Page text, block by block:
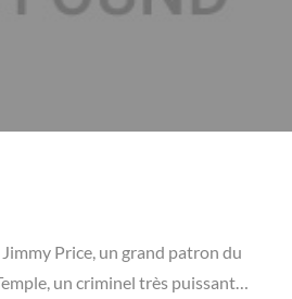
Price, un grand patron du
un criminel très puissant…